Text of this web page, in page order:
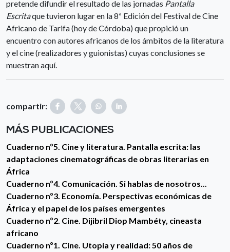
pretende difundir el resultado de las jornadas Pantalla
Escritaque tuvieron lugar en la 8ª Edición del Festival de Cine
Africano de Tarifa (hoy de Córdoba) que propició un
encuentro con autores africanos de los ámbitos de la literatura
y el cine (realizadores y guionistas) cuyas conclusiones se
muestran aquí.
compartir:
MÁS PUBLICACIONES
Cuaderno nº5. Cine y literatura. Pantalla escrita: las
adaptaciones cinematográficas de obras literarias en
África
Cuaderno nº4. Comunicación. Si hablas de nosotros...
Cuaderno nº3. Economía. Perspectivas económicas de
África y el papel de los países emergentes
Cuaderno nº2. Cine. Dijibril Diop Mambéty, cineasta
africano
Cuaderno nº1. Cine. Utopía y realidad: 50 años de